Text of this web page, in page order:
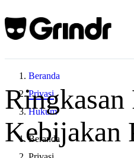
Beranda
Privasi
Hukum
Beranda
Ringkasan
Kebijakan